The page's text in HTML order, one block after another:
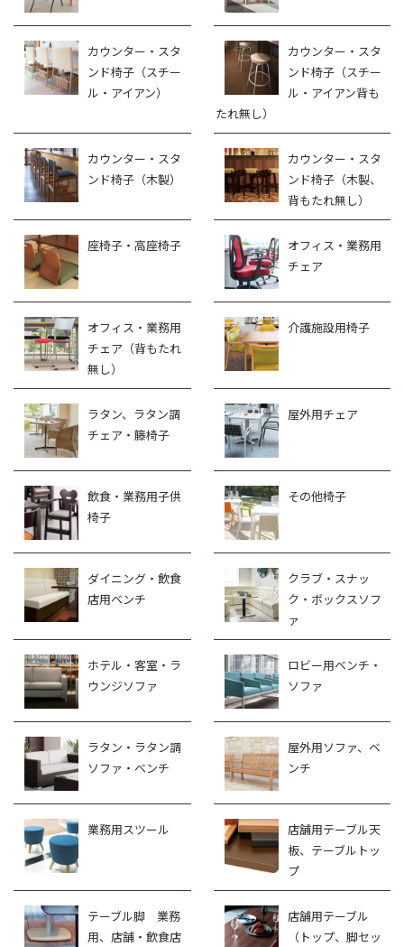
カウンター・スタ
ンド椅子（スチー
ル・アイアン）
カウンター・スタ
ンド椅子（スチー
ル・アイアン背も
たれ無し）
カウンター・スタ
ンド椅子（木製）
カウンター・スタ
ンド椅子（木製、
背もたれ無し）
座椅子・高座椅子
オフィス・業務用
チェア
オフィス・業務用
チェア（背もたれ
無し）
介護施設用椅子
ラタン、ラタン調
チェア・籐椅子
屋外用チェア
飲食・業務用子供
椅子
その他椅子
ダイニング・飲食
店用ベンチ
クラブ・スナッ
ク・ボックスソフ
ァ
ホテル・客室・ラ
ウンジソファ
ロビー用ベンチ・
ソファ
ラタン・ラタン調
ソファ・ベンチ
屋外用ソファ、ベ
ンチ
業務用スツール
店舗用テーブル天
板、テーブルトッ
プ
テーブル脚 業務
用、店舗・飲食店
店舗用テーブル
（トップ、脚セッ